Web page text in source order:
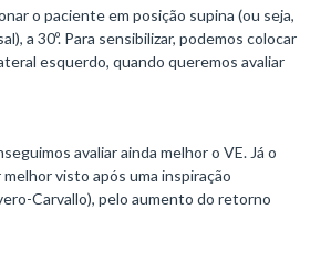
o paciente em posição supina (ou seja,
a 30º. Para sensibilizar, podemos colocar
esquerdo, quando queremos avaliar
avaliar ainda melhor o VE. Já o
visto após uma inspiração
Carvallo), pelo aumento do retorno